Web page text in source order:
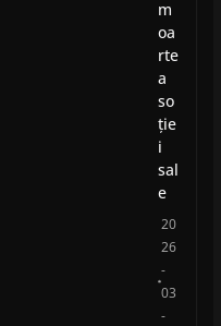
m
oa
rte
a
so
ție
i
sal
e
20
26
-
03
-